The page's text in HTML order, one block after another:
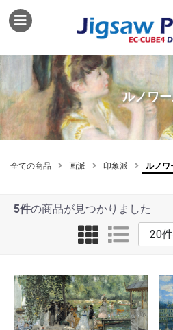
ルノワ
全ての商品 画派 印象派 ルノワ
5件の商品が見つかりました